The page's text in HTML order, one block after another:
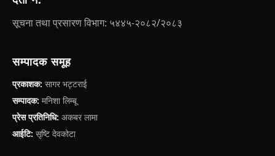
सूचना तथा प्रसारण विभाग: ५४४५-२०८२/२०८३
सम्पादक समूह
प्रकाशक: सागर भट्टराई
सम्पादक: मनिशा लिम्बू
प्रेस प्रतिनिधि: अकबर लामा
आईटि: सृष्टि देवकोटा